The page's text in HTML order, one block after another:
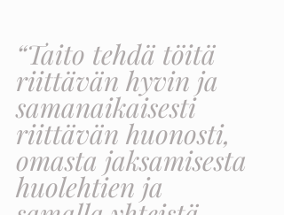
“Taito tehdä töitä
riittävän hyvin ja
samanaikaisesti
riittävän huonosti,
omasta jaksamisesta
huolehtien ja